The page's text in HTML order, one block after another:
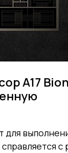
A17
для